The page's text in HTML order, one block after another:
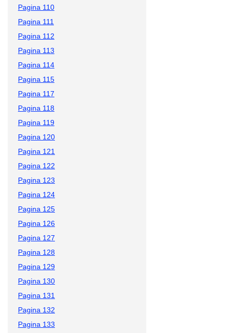
Pagina 110
Pagina 111
Pagina 112
Pagina 113
Pagina 114
Pagina 115
Pagina 117
Pagina 118
Pagina 119
Pagina 120
Pagina 121
Pagina 122
Pagina 123
Pagina 124
Pagina 125
Pagina 126
Pagina 127
Pagina 128
Pagina 129
Pagina 130
Pagina 131
Pagina 132
Pagina 133